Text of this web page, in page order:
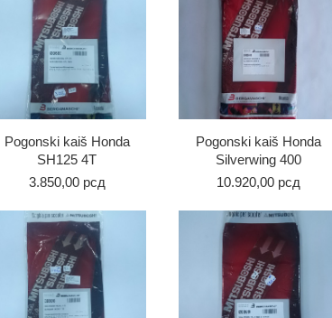
Pogonski kaiš Honda
SH125 4T
3.850,00 рсд
Pogonski kaiš Honda
Silverwing 400
10.920,00 рсд